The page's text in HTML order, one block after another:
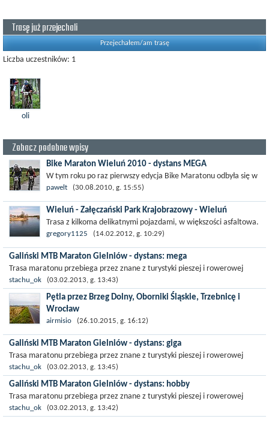
Trasę już przejechali
Przejechałem/am trasę
Liczba uczestników: 1
oli
Zobacz podobne wpisy
Bike Maraton Wieluń 2010 - dystans MEGA
W tym roku po raz pierwszy edycja Bike Maratonu odbyła się w
Wieluniu. Niestety z powodu powodzi wyścig zamiast w
pierwotnym terminie odbył się...
pawelt (30.08.2010, g. 15:55)
Wieluń - Załęczański Park Krajobrazowy - Wieluń
Trasa z kilkoma delikatnymi pojazdami, w większości asfaltowa.
W środkowym fragmencie wiedzie duktami leśnymi, wzdłuż
malowniczo płynącej rzeki...
gregory1125 (14.02.2012, g. 10:29)
Galiński MTB Maraton Gielniów - dystans: mega
Trasa maratonu przebiega przez znane z turystyki pieszej i rowerowej
obszary północno - zachodniego obrzeża Gór Świętokrzyskich o nazwie...
stachu_ok (03.02.2013, g. 13:43)
Pętla przez Brzeg Dolny, Oborniki Śląskie, Trzebnicę i
Wrocław
Tym razem trochę dłuższa propozycja, ponad 100 km. Celem
było dotarcie na Wzgórza Trzebnickie z Bielan Wrocławskich
tak, by uniknąć przejazdu przez...
airmisio (26.10.2015, g. 16:12)
Galiński MTB Maraton Gielniów - dystans: giga
Trasa maratonu przebiega przez znane z turystyki pieszej i rowerowej
obszary północno - zachodniego obrzeża Gór Świętokrzyskich o nazwie...
stachu_ok (03.02.2013, g. 13:45)
Galiński MTB Maraton Gielniów - dystans: hobby
Trasa maratonu przebiega przez znane z turystyki pieszej i rowerowej
obszary północno - zachodniego obrzeża Gór Świętokrzyskich o nazwie...
stachu_ok (03.02.2013, g. 13:42)